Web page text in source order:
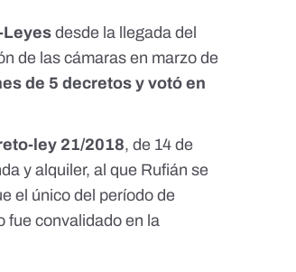
Leyesdesde la llegada del
de las cámaras en marzo de
de 5 decretos y votó en
ley 21/2018, de 14 de
y alquiler,al que Rufián se
el único del período de
fue convalidado en la